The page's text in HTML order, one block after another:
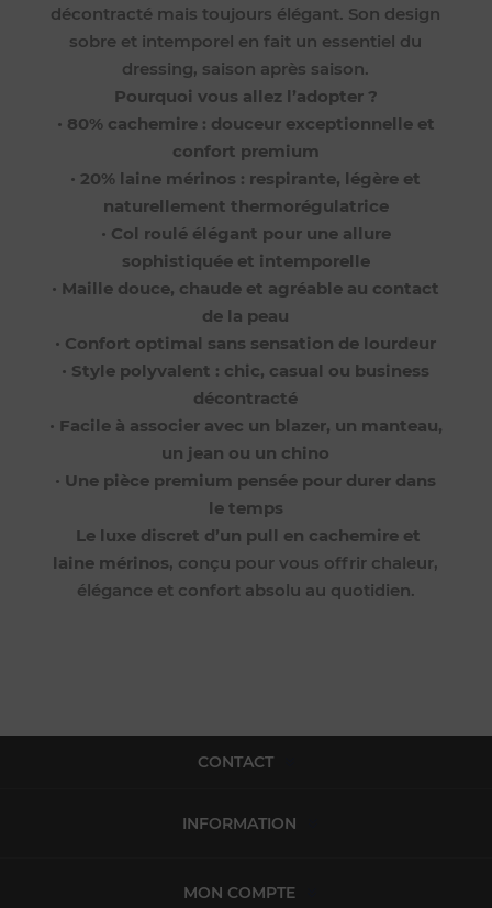
décontracté mais toujours élégant. Son design
sobre et intemporel en fait un essentiel du
dressing, saison après saison.
Pourquoi vous allez l’adopter ?
• 80% cachemire : douceur exceptionnelle et
confort premium
• 20% laine mérinos : respirante, légère et
naturellement thermorégulatrice
• Col roulé élégant pour une allure
sophistiquée et intemporelle
• Maille douce, chaude et agréable au contact
de la peau
• Confort optimal sans sensation de lourdeur
• Style polyvalent : chic, casual ou business
décontracté
• Facile à associer avec un blazer, un manteau,
un jean ou un chino
• Une pièce premium pensée pour durer dans
le temps
Le luxe discret d’un pull en cachemire et
laine mérinos, conçu pour vous offrir chaleur,
élégance et confort absolu au quotidien.
CONTACT
INFORMATION
MON COMPTE